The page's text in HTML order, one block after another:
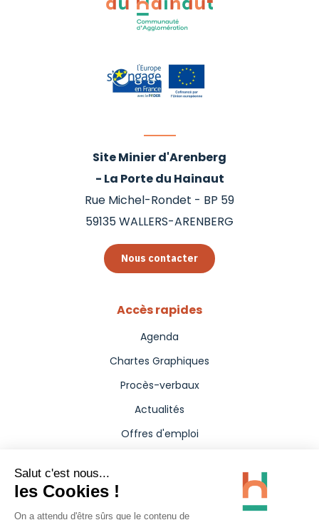
Site Minier d'Arenberg
- La Porte du Hainaut
Rue Michel-Rondet - BP 59
59135WALLERS-ARENBERG
Nous contacter
Accès rapides
Agenda
Chartes Graphiques
Procès-verbaux
Actualités
Offres d'emploi